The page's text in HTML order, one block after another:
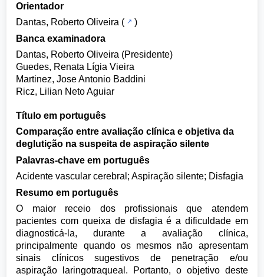
Orientador
Dantas, Roberto Oliveira (
)
Banca examinadora
Dantas, Roberto Oliveira (Presidente)
Guedes, Renata Lígia Vieira
Martinez, Jose Antonio Baddini
Ricz, Lilian Neto Aguiar
Título em português
Comparação entre avaliação clínica e objetiva da
deglutição na suspeita de aspiração silente
Palavras-chave em português
Acidente vascular cerebral; Aspiração silente; Disfagia
Resumo em português
O maior receio dos profissionais que atendem
pacientes com queixa de disfagia é a dificuldade em
diagnosticá-la, durante a avaliação clínica,
principalmente quando os mesmos não apresentam
sinais clínicos sugestivos de penetração e/ou
aspiração laringotraqueal. Portanto, o objetivo deste